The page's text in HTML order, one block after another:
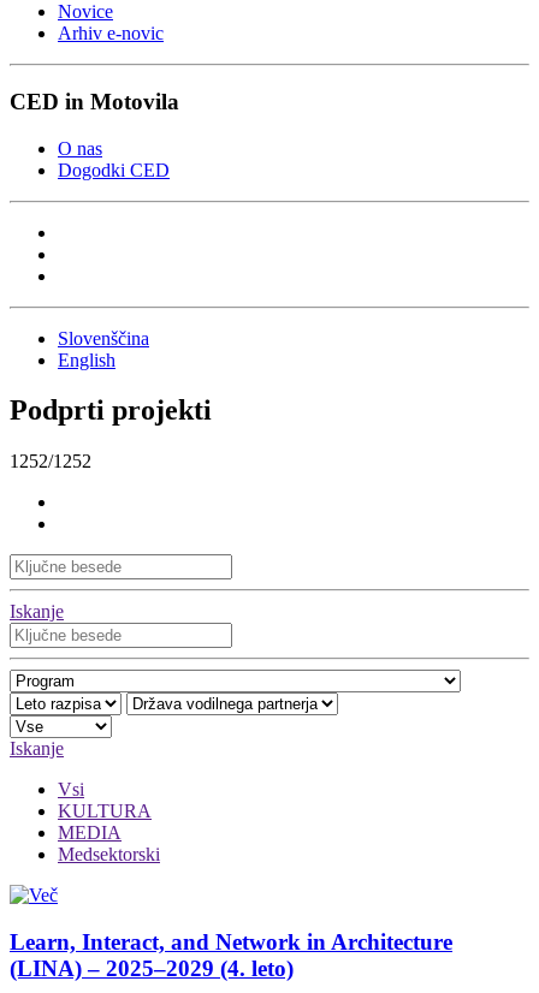
Novice
Arhiv e-novic
CED in Motovila
O nas
Dogodki CED
Slovenščina
English
Podprti projekti
1252/1252
Iskanje
Iskanje
Vsi
KULTURA
MEDIA
Medsektorski
Learn, Interact, and Network in Architecture
(LINA) – 2025–2029 (4. leto)